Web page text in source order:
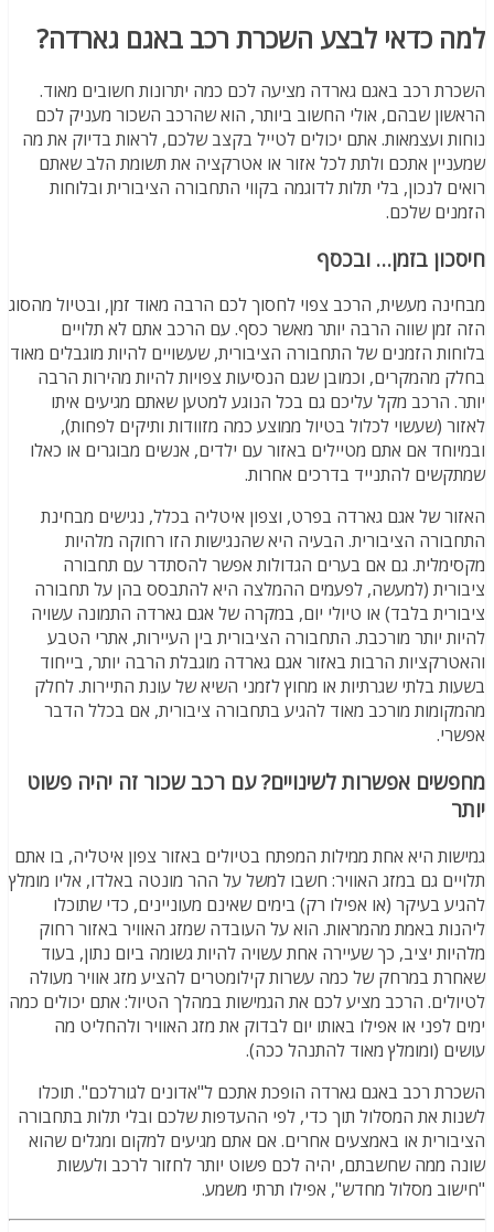
למה כדאי לבצע השכרת רכב באגם גארדה?
השכרת רכב באגם גארדה מציעה לכם כמה יתרונות חשובים מאוד.
הראשון שבהם, אולי החשוב ביותר, הוא שהרכב השכור מעניק לכם
נוחות ועצמאות. אתם יכולים לטייל בקצב שלכם, לראות בדיוק את מה
שמעניין אתכם ולתת לכל אזור או אטרקציה את תשומת הלב שאתם
רואים לנכון, בלי תלות לדוגמה בקווי התחבורה הציבורית ובלוחות
הזמנים שלכם.
חיסכון בזמן… ובכסף
מבחינה מעשית, הרכב צפוי לחסוך לכם הרבה מאוד זמן, ובטיול מהסוג
הזה זמן שווה הרבה יותר מאשר כסף. עם הרכב אתם לא תלויים
בלוחות הזמנים של התחבורה הציבורית, שעשויים להיות מוגבלים מאוד
בחלק מהמקרים, וכמובן שגם הנסיעות צפויות להיות מהירות הרבה
יותר. הרכב מקל עליכם גם בכל הנוגע למטען שאתם מגיעים איתו
לאזור (שעשוי לכלול בטיול ממוצע כמה מזוודות ותיקים לפחות),
ובמיוחד אם אתם מטיילים באזור עם ילדים, אנשים מבוגרים או כאלו
שמתקשים להתנייד בדרכים אחרות.
האזור של אגם גארדה בפרט, וצפון איטליה בכלל, נגישים מבחינת
התחבורה הציבורית. הבעיה היא שהנגישות הזו רחוקה מלהיות
מקסימלית. גם אם בערים הגדולות אפשר להסתדר עם תחבורה
ציבורית (למעשה, לפעמים ההמלצה היא להתבסס בהן על תחבורה
ציבורית בלבד) או טיולי יום, במקרה של אגם גארדה התמונה עשויה
להיות יותר מורכבת. התחבורה הציבורית בין העיירות, אתרי הטבע
והאטרקציות הרבות באזור אגם גארדה מוגבלת הרבה יותר, בייחוד
בשעות בלתי שגרתיות או מחוץ לזמני השיא של עונת התיירות. לחלק
מהמקומות מורכב מאוד להגיע בתחבורה ציבורית, אם בכלל הדבר
אפשרי.
מחפשים אפשרות לשינויים? עם רכב שכור זה יהיה פשוט
יותר
גמישות היא אחת ממילות המפתח בטיולים באזור צפון איטליה, בו אתם
תלויים גם במזג האוויר: חשבו למשל על ההר מונטה באלדו, אליו מומלץ
להגיע בעיקר (או אפילו רק) בימים שאינם מעוניינים, כדי שתוכלו
ליהנות באמת מהמראות. הוא על העובדה שמזג האוויר באזור רחוק
מלהיות יציב, כך שעיירה אחת עשויה להיות גשומה ביום נתון, בעוד
שאחרת במרחק של כמה עשרות קילומטרים להציע מזג אוויר מעולה
לטיולים. הרכב מציע לכם את הגמישות במהלך הטיול: אתם יכולים כמה
ימים לפני או אפילו באותו יום לבדוק את מזג האוויר ולהחליט מה
עושים (ומומלץ מאוד להתנהל ככה).
השכרת רכב באגם גארדה הופכת אתכם ל"אדונים לגורלכם". תוכלו
לשנות את המסלול תוך כדי, לפי ההעדפות שלכם ובלי תלות בתחבורה
הציבורית או באמצעים אחרים. אם אתם מגיעים למקום ומגלים שהוא
שונה ממה שחשבתם, יהיה לכם פשוט יותר לחזור לרכב ולעשות
"חישוב מסלול מחדש", אפילו תרתי משמע.